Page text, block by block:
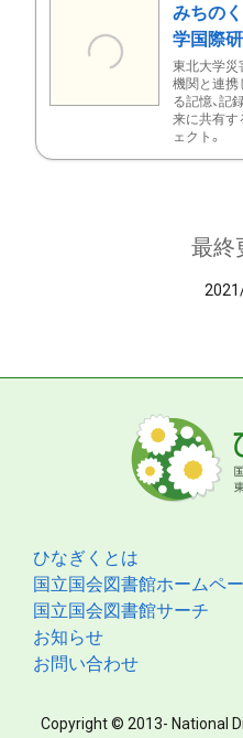
みちの
学国際
東北大学災
機関と連携
る記憶、記
来に共有す
ェクト。
最終
ひなぎくとは
国立国会図書館ホームペ
国立国会図書館サーチ
お知らせ
お問い合わせ
Copyright © 2013- National